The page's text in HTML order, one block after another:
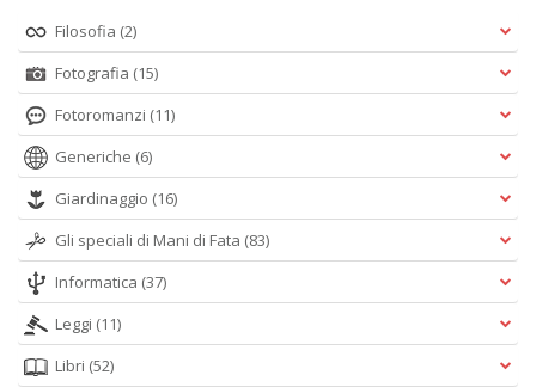
Filosofia (2)
Fotografia (15)
Fotoromanzi (11)
Generiche (6)
Giardinaggio (16)
Gli speciali di Mani di Fata (83)
Informatica (37)
Leggi (11)
Libri (52)